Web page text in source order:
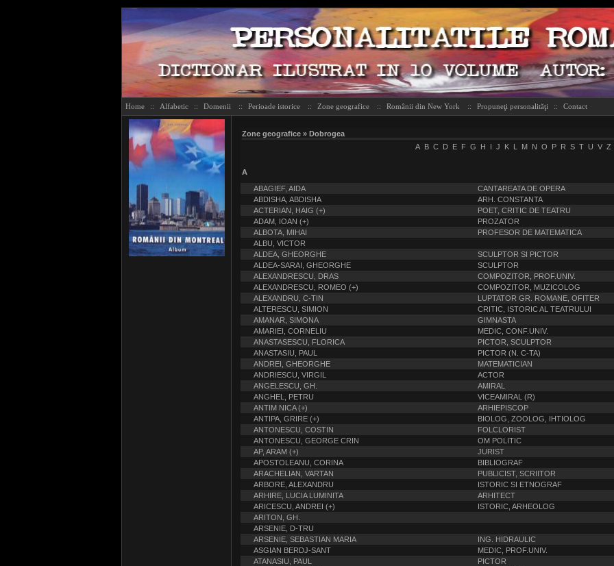
Home :: Alfabetic :: Domenii :: Perioade istorice :: Zone geografice :: Românii din New York :: Propuneţi personalităţi :: Contact
Zone geografice » Dobrogea
A B C D E F G H I J K L M N O P R S T U V Z
A
ABAGIEF, AIDA
CANTAREATA DE OPERA
ABDISHA, ABDISHA
ARH. CONSTANTA
ACTERIAN, HAIG (+)
POET, CRITIC DE TEATRU
ADAM, IOAN (+)
PROZATOR
ALBOTA, MIHAI
PROFESOR DE MATEMATICA
ALBU, VICTOR
ALDEA, GHEORGHE
SCULPTOR SI PICTOR
ALDEA-SARAI, GHEORGHE
SCULPTOR
ALEXANDRESCU, DRAS
COMPOZITOR, PROF.UNIV.
ALEXANDRESCU, ROMEO (+)
COMPOZITOR, MUZICOLOG
ALEXANDRU, C-TIN
LUPTATOR GR. ROMANE, OFITER
ALTERESCU, SIMION
CRITIC, ISTORIC AL TEATRULUI
AMANAR, SIMONA
GIMNASTA
AMARIEI, CORNELIU
MEDIC, CONF.UNIV.
ANASTASESCU, FLORICA
PICTOR, SCULPTOR
ANASTASIU, PAUL
PICTOR (N. C-TA)
ANDREI, GHEORGHE
MATEMATICIAN
ANDRIESCU, VIRGIL
ACTOR
ANGELESCU, GH.
AMIRAL
ANGHEL, PETRU
VICEAMIRAL (R)
ANTIM NICA (+)
ARHIEPISCOP
ANTIPA, GRIRE (+)
BIOLOG, ZOOLOG, IHTIOLOG
ANTONESCU, COSTIN
FOLCLORIST
ANTONESCU, GEORGE CRIN
OM POLITIC
AP, ARAM (+)
JURIST
APOSTOLEANU, CORINA
BIBLIOGRAF
ARACHELIAN, VARTAN
PUBLICIST, SCRIITOR
ARBORE, ALEXANDRU
ISTORIC SI ETNOGRAF
ARHIRE, LUCIA LUMINITA
ARHITECT
ARICESCU, ANDREI (+)
ISTORIC, ARHEOLOG
ARITON, GH.
ARSENIE, D-TRU
ARSENIE, SEBASTIAN MARIA
ING. HIDRAULIC
ASGIAN BERDJ-SANT
MEDIC, PROF.UNIV.
ATANASIU, PAUL
PICTOR